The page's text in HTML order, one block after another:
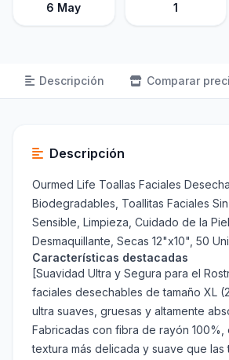
6 May 1
Descripción Comparar
Descripción
Ourmed Life Toallas Faciales
Biodegradables, Toallitas Faciales
Sensible, Limpieza, Cuidado de la
Desmaquillante, Secas 12"x10", 50
Características destacadas
[Suavidad Ultra y Segura para el
faciales desechables de tamaño XL
ultra suaves, gruesas y altamente
Fabricadas con fibra de rayón 100%,
textura más delicada y suave que las